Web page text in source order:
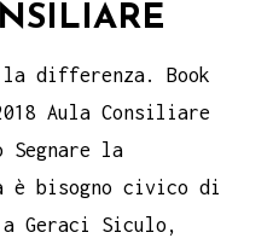
la differenza. Book
Aula Consiliare
Segnare la
bisogno civico di
Geraci Siculo,